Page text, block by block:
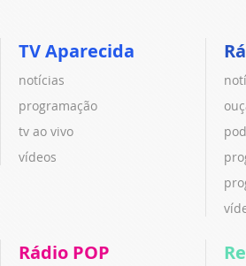
TV Aparecida
notícias
programação
tv ao vivo
vídeos
Rádio POP